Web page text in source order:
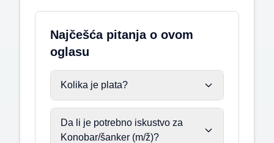
Najčešća pitanja o ovom
oglasu
Kolika je plata?
Da li je potrebno iskustvo za
Konobar/šanker (m/ž)?